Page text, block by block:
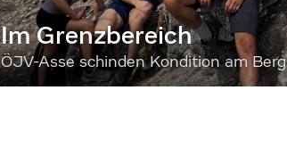
Im Grenzbereich
ÖJV-Asse schinden Kondition am Berg